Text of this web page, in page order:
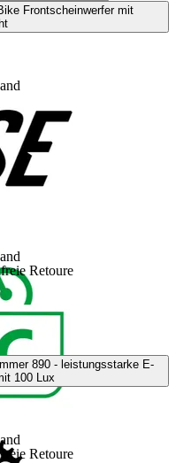
Frontscheinwerfer mit
Retoure
890 - leistungsstarke E-
100 Lux
Retoure